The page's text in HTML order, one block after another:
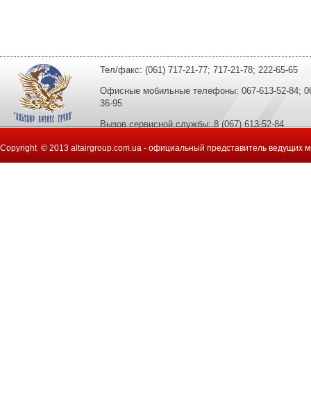
Тел/факс: (061) 717-21-77; 717-21-78; 222-65-65
Офисные мобильные телефоны: 067-613-52-84;
36-95
Вызов сервисной службы: 8 (067) 613-52-84
Copyright © 2013 altairgroup.com.ua - официальный представитель ведущих